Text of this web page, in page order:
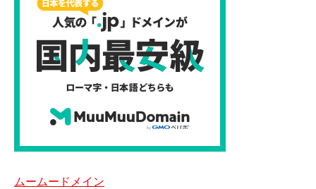
ムームードメイン